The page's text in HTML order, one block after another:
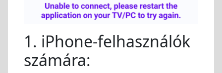
1. iPhone-felhasználók
számára: